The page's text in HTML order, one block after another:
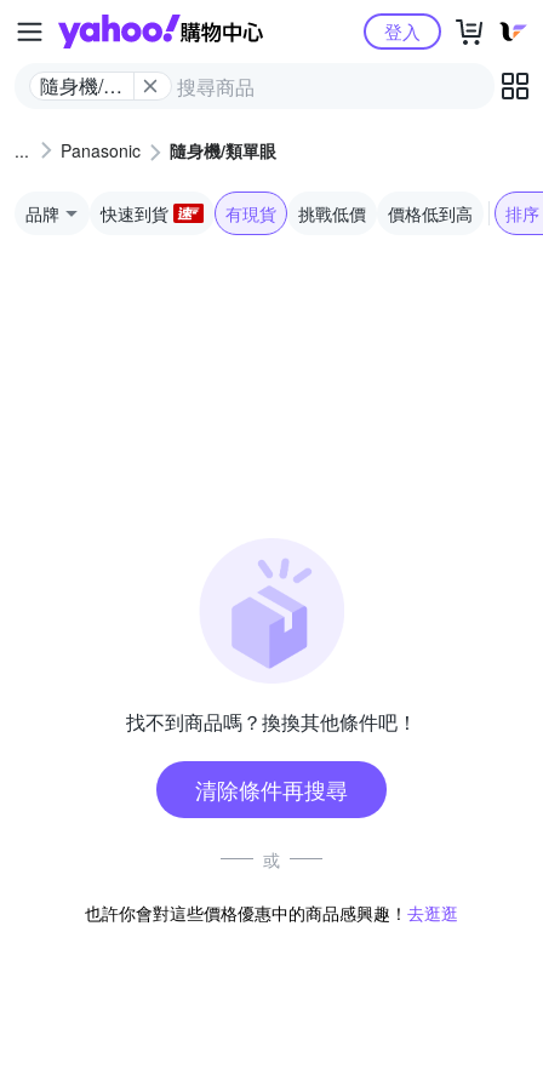
Yahoo購物中心
隨身機/類
登入
Panasonic 隨身機/類單眼
品牌 快速到貨 有現貨 挑戰低價 價格低到高 排序
找不到商品嗎？換換其他條件吧！
清除條件再搜尋
或
也許你會對這些價格優惠中的商品感興趣！ 去逛逛